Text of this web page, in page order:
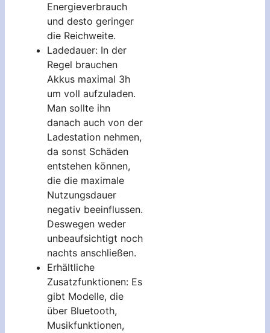
Energieverbrauch
und desto geringer
die Reichweite.
Ladedauer: In der
Regel brauchen
Akkus maximal 3h
um voll aufzuladen.
Man sollte ihn
danach auch von der
Ladestation nehmen,
da sonst Schäden
entstehen können,
die die maximale
Nutzungsdauer
negativ beeinflussen.
Deswegen weder
unbeaufsichtigt noch
nachts anschließen.
Erhältliche
Zusatzfunktionen: Es
gibt Modelle, die
über Bluetooth,
Musikfunktionen,